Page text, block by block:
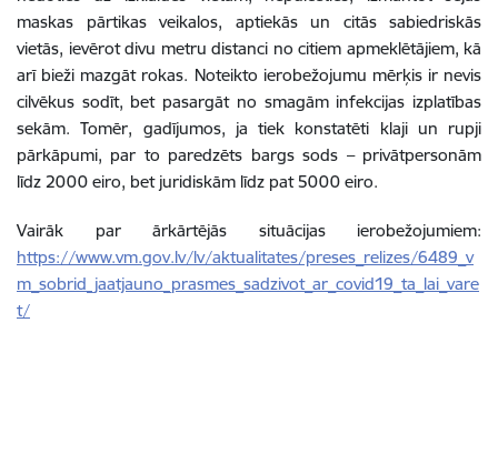
maskas pārtikas veikalos, aptiekās un citās sabiedriskās
vietās, ievērot divu metru distanci no citiem apmeklētājiem, kā
arī bieži mazgāt rokas. Noteikto ierobežojumu mērķis ir nevis
cilvēkus sodīt, bet pasargāt no smagām infekcijas izplatības
sekām. Tomēr, gadījumos, ja tiek konstatēti klaji un rupji
pārkāpumi, par to paredzēts bargs sods – privātpersonām
līdz 2000 eiro, bet juridiskām līdz pat 5000 eiro.
Vairāk par ārkārtējās situācijas ierobežojumiem:
https://www.vm.gov.lv/lv/aktualitates/preses_relizes/6489_v
m_sobrid_jaatjauno_prasmes_sadzivot_ar_covid19_ta_lai_vare
t/